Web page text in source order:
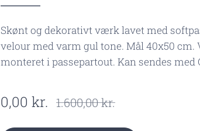
Skønt og dekorativt værk lavet med
velour med varm gul tone. Mål 40x50
monteret i passepartout. Kan sendes med
0,00 kr. 1.600,00kr.